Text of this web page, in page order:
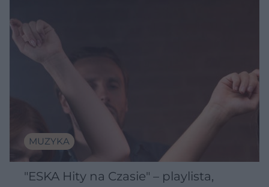
MUZYKA
"ESKA Hity na Czasie" – playlista,